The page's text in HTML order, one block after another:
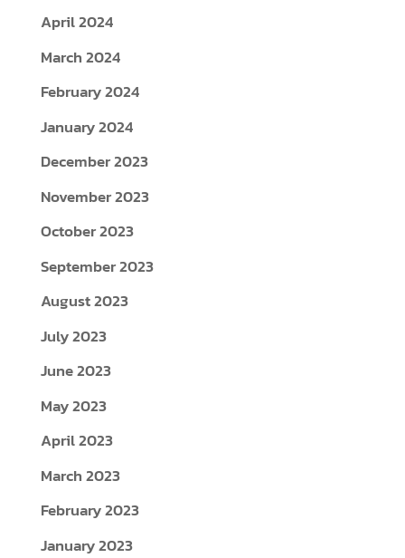
April 2024
March 2024
February 2024
January 2024
December 2023
November 2023
October 2023
September 2023
August 2023
July 2023
June 2023
May 2023
April 2023
March 2023
February 2023
January 2023